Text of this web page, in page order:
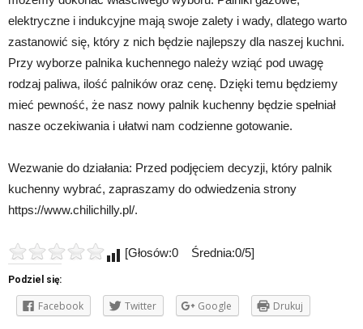
elektryczne i indukcyjne mają swoje zalety i wady, dlatego warto
zastanowić się, który z nich będzie najlepszy dla naszej kuchni.
Przy wyborze palnika kuchennego należy wziąć pod uwagę
rodzaj paliwa, ilość palników oraz cenę. Dzięki temu będziemy
mieć pewność, że nasz nowy palnik kuchenny będzie spełniał
nasze oczekiwania i ułatwi nam codzienne gotowanie.
Wezwanie do działania: Przed podjęciem decyzji, który palnik
kuchenny wybrać, zapraszamy do odwiedzenia strony
https://www.chilichilly.pl/.
[Głosów:0 Średnia:0/5]
Podziel się:
Facebook Twitter Google Drukuj